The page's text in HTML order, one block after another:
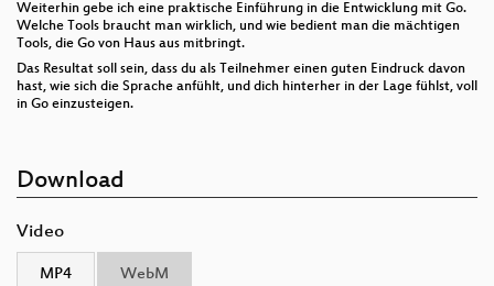
Weiterhin gebe ich eine praktische Einführung in die Entwicklung mit Go.
Welche Tools braucht man wirklich, und wie bedient man die mächtigen
Tools, die Go von Haus aus mitbringt.
Das Resultat soll sein, dass du als Teilnehmer einen guten Eindruck davon
hast, wie sich die Sprache anfühlt, und dich hinterher in der Lage fühlst, voll
in Go einzusteigen.
Download
Video
MP4 WebM